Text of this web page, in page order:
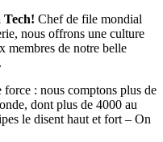
Tech! Chef de file mondial
nous offrons une culture
membres de notre belle
force : nous comptons plus de
dont plus de 4000 au
le disent haut et fort – On